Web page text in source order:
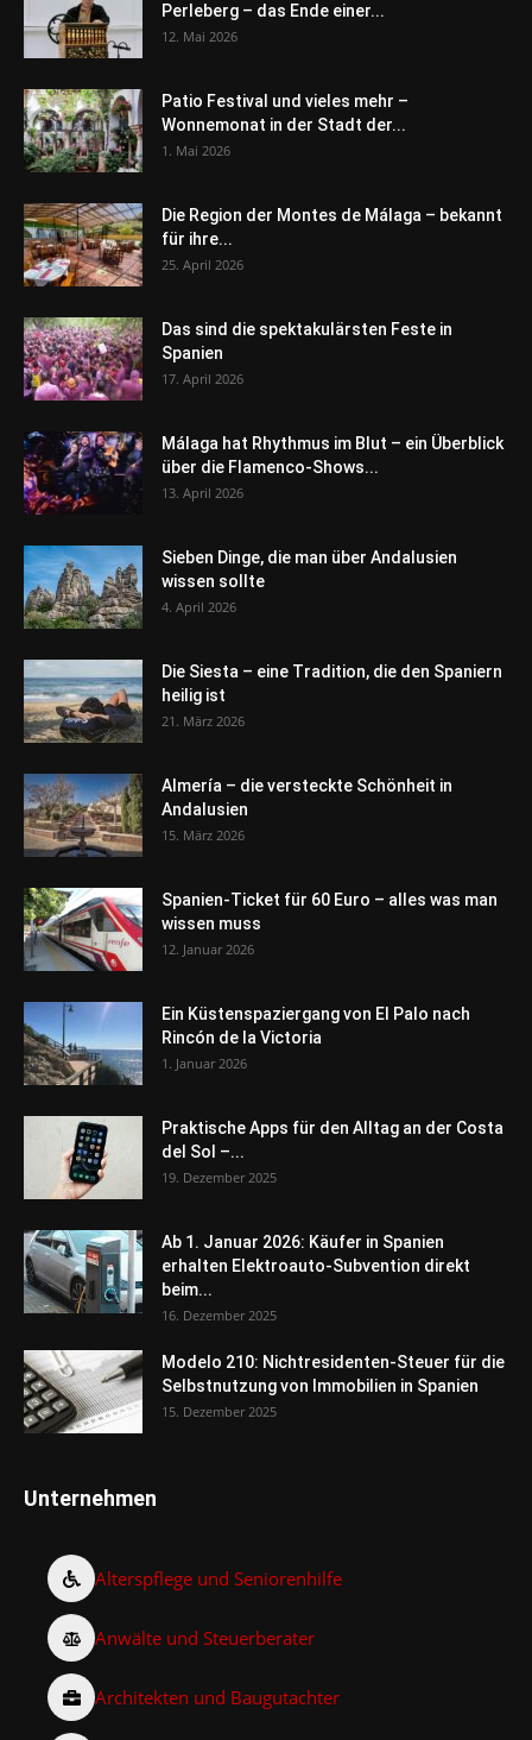
Perleberg – das Ende einer...
12. Mai 2026
Patio Festival und vieles mehr –
Wonnemonat in der Stadt der...
1. Mai 2026
Die Region der Montes de Málaga – bekannt
für ihre...
25. April 2026
Das sind die spektakulärsten Feste in
Spanien
17. April 2026
Málaga hat Rhythmus im Blut – ein Überblick
über die Flamenco-Shows...
13. April 2026
Sieben Dinge, die man über Andalusien
wissen sollte
4. April 2026
Die Siesta – eine Tradition, die den Spaniern
heilig ist
21. März 2026
Almería – die versteckte Schönheit in
Andalusien
15. März 2026
Spanien-Ticket für 60 Euro – alles was man
wissen muss
12. Januar 2026
Ein Küstenspaziergang von El Palo nach
Rincón de la Victoria
1. Januar 2026
Praktische Apps für den Alltag an der Costa
del Sol –...
19. Dezember 2025
Ab 1. Januar 2026: Käufer in Spanien
erhalten Elektroauto-Subvention direkt
beim...
16. Dezember 2025
Modelo 210: Nichtresidenten-Steuer für die
Selbstnutzung von Immobilien in Spanien
15. Dezember 2025
Unternehmen
Alterspflege und Seniorenhilfe
Anwälte und Steuerberater
Architekten und Baugutachter